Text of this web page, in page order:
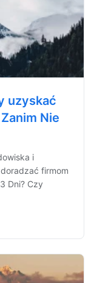
uzyskać
Nie
i
firmom
Dni? Czy